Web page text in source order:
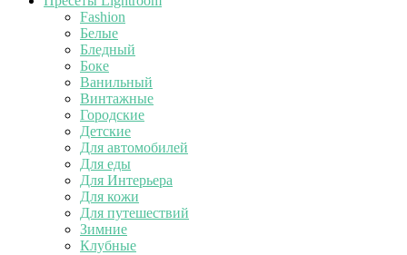
Fashion
Белые
Бледный
Боке
Ванильный
Винтажные
Городские
Детские
Для автомобилей
Для еды
Для Интерьера
Для кожи
Для путешествий
Зимние
Клубные